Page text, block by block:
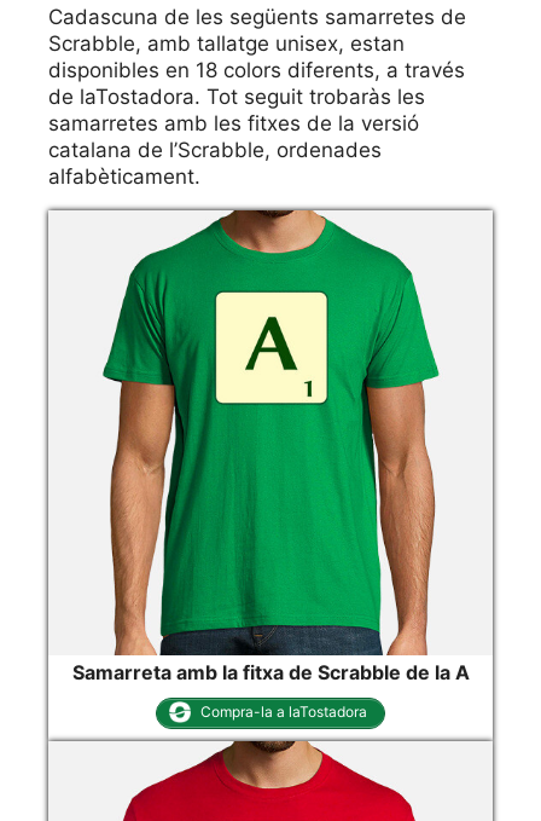
Cadascuna de les següents samarretes de
Scrabble, amb tallatge unisex, estan
disponibles en 18 colors diferents, a través
de laTostadora. Tot seguit trobaràs les
samarretes amb les fitxes de la versió
catalana de l’Scrabble, ordenades
alfabèticament.
Samarreta amb la fitxa de Scrabble de la A
Compra-la a laTostadora